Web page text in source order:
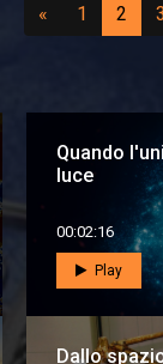
« Precedente
1 (vai a
2 3
Quando
luce
00:02:16
Play
Dallo